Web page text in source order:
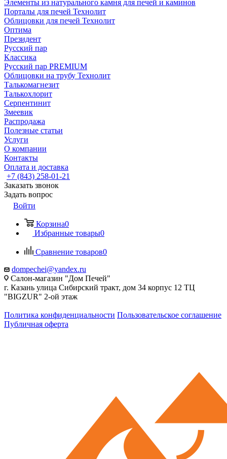
Элементы из натурального камня для печей и каминов
Порталы для печей Технолит
Облицовки для печей Технолит
Оптима
Президент
Русский пар
Классика
Русский пар PREMIUM
Облицовки на трубу Технолит
Талькомагнезит
Талькохлорит
Серпентинит
Змеевик
Распродажа
Полезные статьи
Услуги
О компании
Контакты
Оплата и доставка
+7 (843) 258-01-21
Заказать звонок
Задать вопрос
Войти
Корзина0
Избранные товары0
Сравнение товаров0
dompechei@yandex.ru
Салон-магазин "Дом Печей"
г. Казань улица Сибирский тракт, дом 34 корпус 12 ТЦ
"BIGZUR" 2-ой этаж
Политика конфиденциальности Пользовательское соглашение
Публичная оферта